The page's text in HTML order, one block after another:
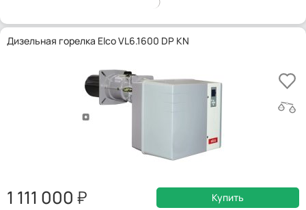
Дизельная горелка Elco VL6.1600 DP KN
1 111 000 Купить